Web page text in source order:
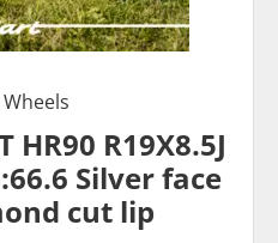
Wheels
HR90 R19X8.5J
Silver face
cut lip